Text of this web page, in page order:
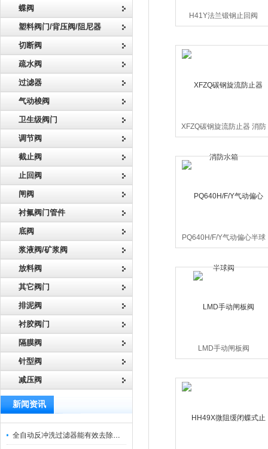
蝶阀
塑料阀门/背压阀/阻尼器
切断阀
疏水阀
过滤器
气动梭阀
卫生级阀门
调节阀
截止阀
止回阀
闸阀
衬氟阀门管件
底阀
浆液阀/矿浆阀
放料阀
其它阀门
排泥阀
衬胶阀门
隔膜阀
针型阀
减压阀
新闻资讯
全自动反冲洗过滤器能有效去除过滤介质上的杂质
H41Y法兰锻钢止回阀
XFZQ碳钢旋流防止器 消防
水箱
PQ640H/F/Y气动偏心半球
阀
LMD手动闸板阀